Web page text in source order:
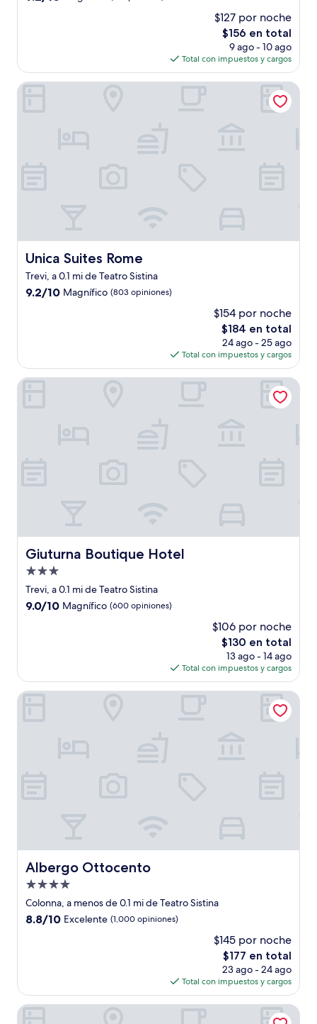
$127 por noche
El
precio
actual
es
de
$156 en total
9 ago - 10 ago
Total con impuestos y cargos
Unica Suites Rome
Unica Suites Rome
Trevi, a 0.1 mi de Teatro Sistina
9.2
9.2/10 Magnífico (803 opiniones)
$154 por noche
El
precio
actual
es
de
$184 en total
24 ago - 25 ago
Total con impuestos y cargos
Unica Suites Rome
Giuturna Boutique Hotel
Giuturna Boutique Hotel
Propiedad
de
3.0
Trevi, a 0.1 mi de Teatro Sistina
9.0
9.0/10 Magnífico (600 opiniones)
$106 por noche
El
precio
actual
es
de
$130 en total
13 ago - 14 ago
Total con impuestos y cargos
Giuturna Boutique Hotel
Albergo Ottocento
Albergo Ottocento
Propiedad
de
4.0
Colonna, a menos de 0.1 mi de Teatro Sistina
8.8
8.8/10 Excelente (1,000 opiniones)
$145 por noche
El
precio
actual
es
de
$177 en total
23 ago - 24 ago
Total con impuestos y cargos
Albergo Ottocento
Sistina Twentythree Luxury Rooms